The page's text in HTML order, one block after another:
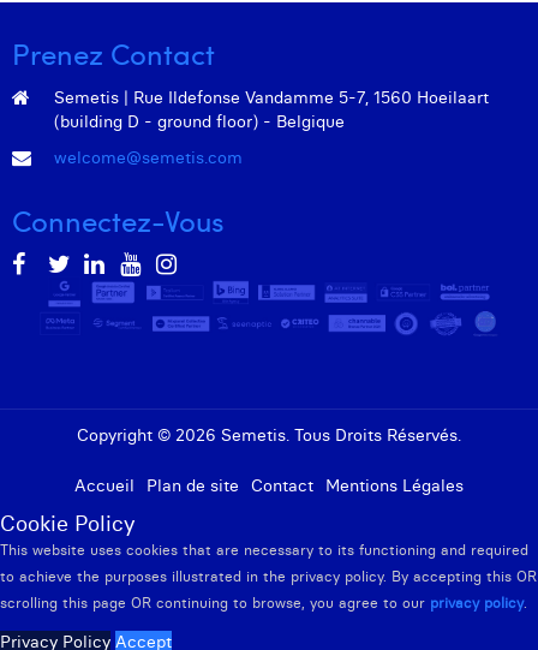
Prenez Contact
Semetis | Rue Ildefonse Vandamme 5-7, 1560 Hoeilaart
(building D - ground floor) - Belgique
welcome@semetis.com
Connectez-Vous
Copyright © 2026 Semetis. Tous Droits Réservés.
Accueil Plan de site Contact Mentions Légales
Cookie Policy
This website uses cookies that are necessary to its functioning and required
to achieve the purposes illustrated in the privacy policy. By accepting this OR
scrolling this page OR continuing to browse, you agree to our privacy policy.
Privacy Policy Accept